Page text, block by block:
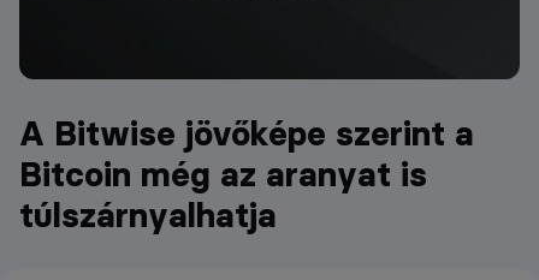
A Bitwise jövőképe szerint a
Bitcoin még az aranyat is
túlszárnyalhatja